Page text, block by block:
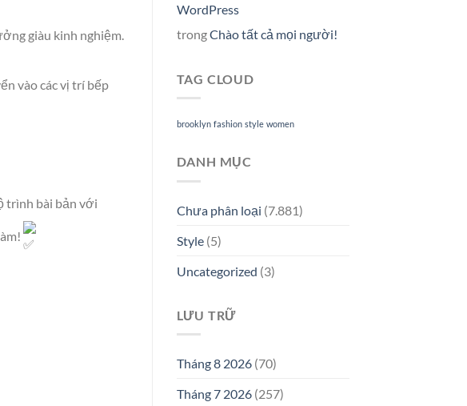
giàu kinh nghiệm.
vào các vị trí bếp
trình bài bản với
WordPress
trongChào tất cả mọi người!
TAG CLOUD
brooklyn fashion style women
DANH MỤC
Chưa phân loại (7.881)
Style(5)
Uncategorized (3)
LƯU TRỮ
Tháng 8 2026(70)
Tháng 7 2026(257)